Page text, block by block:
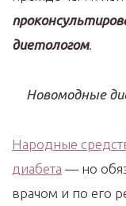
диетологом.
Новомодные
Народные
диабета — но
врачом и по его